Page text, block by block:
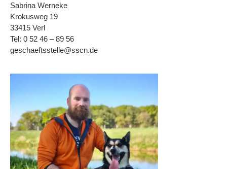
Sabrina Werneke
Krokusweg 19
33415 Verl
Tel: 0 52 46 – 89 56
geschaeftsstelle@sscn.de